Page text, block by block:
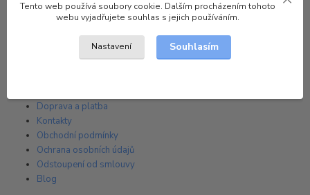
Doprava a platba
Kontakty
Obchodní podmínky
Ochrana osobních údajů
Odstoupení od smlouvy
Blog
Tento web používá soubory cookie. Dalším procházením tohoto
webu vyjadřujete souhlas s jejich používáním.
Nastavení Souhlasím